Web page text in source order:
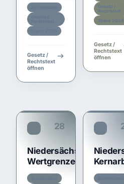
Gesetz /
Rechtstext
öffnen
Gesetz /
Rechtstext
Stand 2026
Gesetz /
Rechtstext
öffnen
28
Niedersächsische